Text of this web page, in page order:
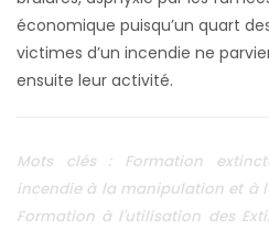
Mots clés : Formation
incendie à la manipulation et à
Formation à l'utilisation des